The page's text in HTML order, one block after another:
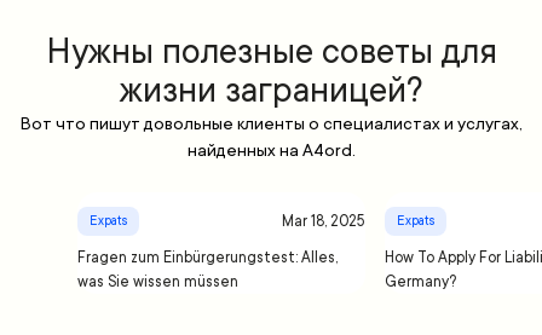
Нужны полезные советы для
жизни заграницей?
Вот что пишут довольные клиенты о специалистах и услугах,
найденных на A4ord.
Expats Mar 18, 2025
Fragen zum Einbürgerungstest: Alles,
was Sie wissen müssen
Expats
How To Apply For
Germany?